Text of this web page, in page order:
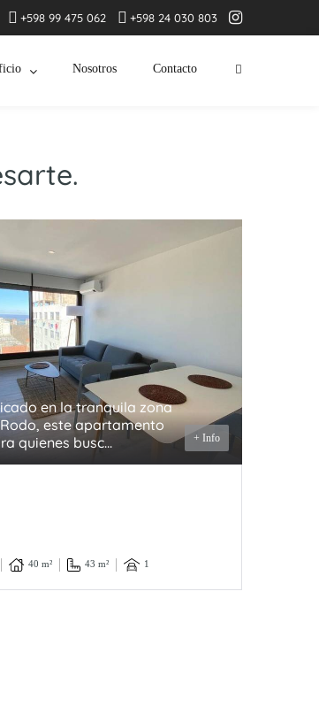
+598 99 475 062 +598 24 030 803
Nosotros Contacto
en la tranquila zona
este apartamento
quienes busc...
+ Info
40 m² 43 m² 1